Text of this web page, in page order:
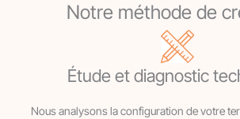
Notre méthode de
Étude et diagnostic
Nous analysons la configuration de votre